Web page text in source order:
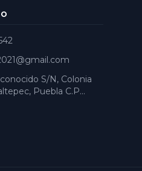
S/N, Colonia
Puebla C.P...